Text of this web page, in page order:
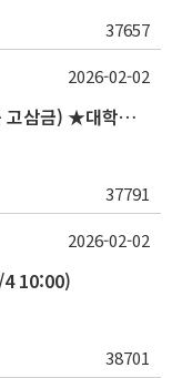
37657
2026-1학기 서울대학교 발전재단(강기득 고삼금) ★대학원생★장학생 선발 안내(~2/5 10:00)
37791
2026-02-02
4 10:00)
38701
2026-02-02